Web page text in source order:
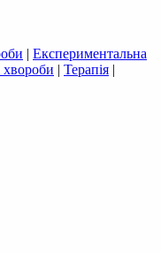
| Експериментальна
хвороби | Терапія |